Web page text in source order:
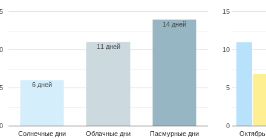
Солнечные дни Облачные дни Пасмурные дни
0
5 6 дней
11 дней
14 дней
Октябрь
0
5
10
15